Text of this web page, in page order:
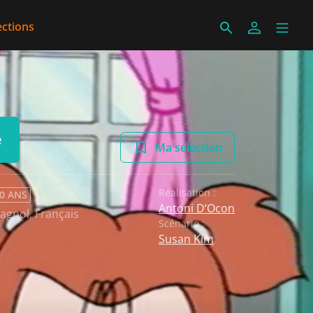
Ma sélection
ANS
,Français
Réalisation :
Antoni D‘Ocon
Scénario :
Susan Kim